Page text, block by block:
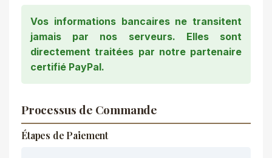
Vos informations bancaires ne transitent
jamais par nos serveurs. Elles sont
directement traitées par notre partenaire
certifié PayPal.
Processus de Commande
Étapes de Paiement